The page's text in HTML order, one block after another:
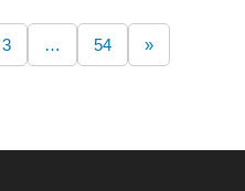
3 … 54 »